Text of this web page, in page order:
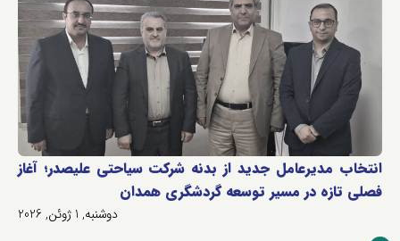
انتخاب مدیرعامل جدید از بدنه شرکت سیاحتی علیصدر؛ آغاز
فصلی تازه در مسیر توسعه گردشگری همدان
دوشنبه, 1 ژوئن, 2026